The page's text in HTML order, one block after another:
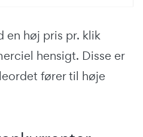
en høj pris pr. klik
hensigt. Disse er
fører til høje